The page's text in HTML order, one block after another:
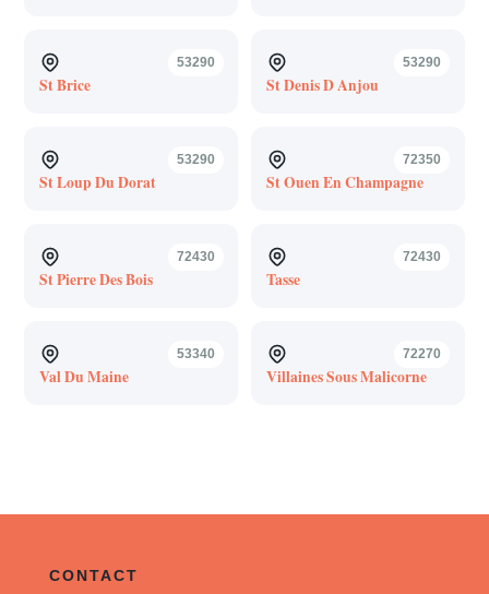
53290
St Brice
53290
St Denis D Anjou
53290
St Loup Du Dorat
72350
St Ouen En Champagne
72430
St Pierre Des Bois
72430
Tasse
53340
Val Du Maine
72270
Villaines Sous Malicorne
CONTACT